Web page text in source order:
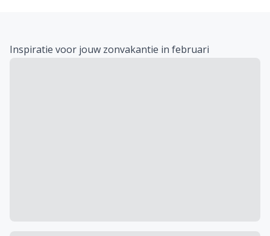
Inspiratie voor jouw zonvakantie in februari